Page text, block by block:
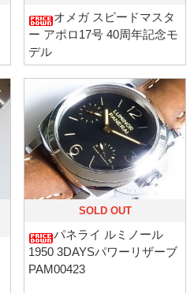
オメガ スピードマスタ
ー アポロ17号 40周年記念モ
デル
SOLD OUT
パネライ ルミノール
1950 3DAYSパワーリザーブ
PAM00423